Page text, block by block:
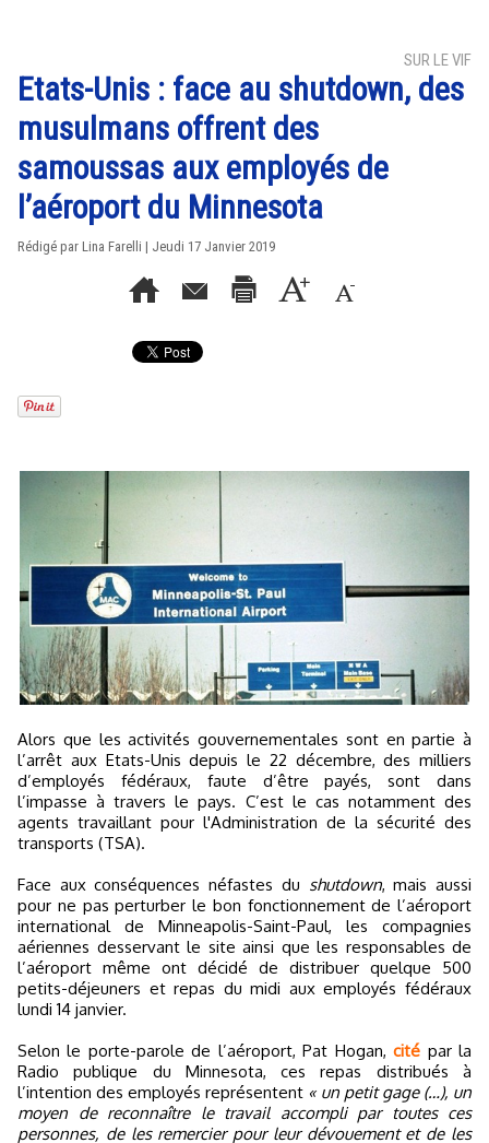
SUR LE VIF
Etats-Unis : face au shutdown, des
musulmans offrent des
samoussas aux employés de
l’aéroport du Minnesota
Rédigé par Lina Farelli | Jeudi 17 Janvier 2019
Alors que les activités gouvernementales sont en partie à
l’arrêt aux Etats-Unis depuis le 22 décembre, des milliers
d’employés fédéraux, faute d’être payés, sont dans
l’impasse à travers le pays. C’est le cas notamment des
agents travaillant pour l'Administration de la sécurité des
transports (TSA).
Face aux conséquences néfastes du shutdown, mais aussi
pour ne pas perturber le bon fonctionnement de l’aéroport
international de Minneapolis-Saint-Paul, les compagnies
aériennes desservant le site ainsi que les responsables de
l’aéroport même ont décidé de distribuer quelque 500
petits-déjeuners et repas du midi aux employés fédéraux
lundi 14 janvier.
Selon le porte-parole de l’aéroport, Pat Hogan,cité par la
Radio publique du Minnesota, ces repas distribués à
l’intention des employés représentent « un petit gage (…), un
moyen de reconnaître le travail accompli par toutes ces
personnes, de les remercier pour leur dévouement et de les